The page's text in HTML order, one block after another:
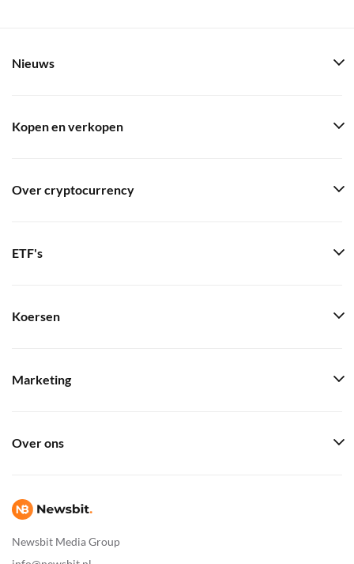
Newsbit Media Group
Nieuws
Kopen en verkopen
Over cryptocurrency
ETF's
Koersen
Marketing
Over ons